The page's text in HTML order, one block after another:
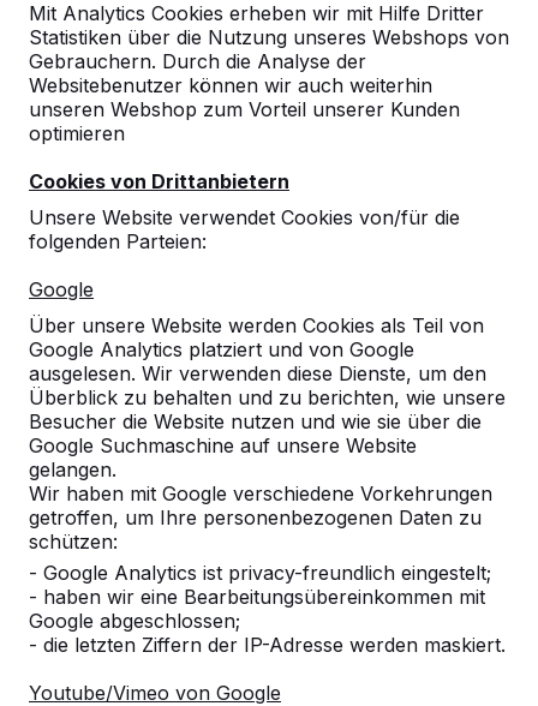
Mit Analytics Cookies erheben wir mit Hilfe Dritter
Statistiken über die Nutzung unseres Webshops von
Gebrauchern. Durch die Analyse der
Websitebenutzer können wir auch weiterhin
unseren Webshop zum Vorteil unserer Kunden
optimieren
Cookies von Drittanbietern
Unsere Website verwendet Cookies von/für die
folgenden Parteien:
Google
Über unsere Website werden Cookies als Teil von
Google Analytics platziert und von Google
ausgelesen. Wir verwenden diese Dienste, um den
Überblick zu behalten und zu berichten, wie unsere
Besucher die Website nutzen und wie sie über die
Google Suchmaschine auf unsere Website
gelangen.
Wir haben mit Google verschiedene Vorkehrungen
getroffen, um Ihre personenbezogenen Daten zu
schützen:
- Google Analytics ist privacy-freundlich eingestelt;
- haben wir eine Bearbeitungsübereinkommen mit
Google abgeschlossen;
- die letzten Ziffern der IP-Adresse werden maskiert.
Youtube/Vimeo von Google
Tanja Echle
08-06-2017
Referenzen
Unsere Produkte finden Sie in ganz Europa
und darüber hinaus. Sehen Sie hier, wo Sie
ein HeBlad-Produkt in Ihrer Nähe finden.